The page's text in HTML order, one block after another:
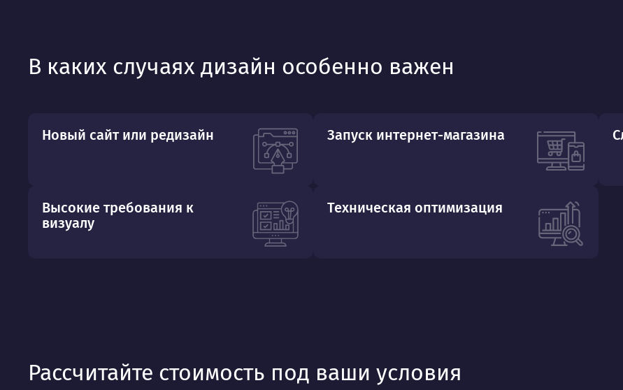
В каких случаях дизайн особенно важен
Новый сайт или редизайн Запуск интернет-магазина
Высокие требования к
визуалу
Техническая оптимизация
Рассчитайте стоимость под ваши условия